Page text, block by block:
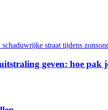
geven: hoe pak